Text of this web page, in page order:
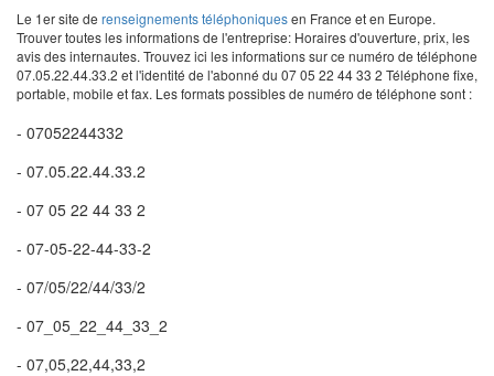
Le 1er site de renseignements téléphoniquesen France et en Europe.
Trouver toutes les informations de l'entreprise: Horaires d'ouverture, prix, les
avis des internautes. Trouvez ici les informations sur ce numéro de téléphone
07.05.22.44.33.2 et l'identité de l'abonné du 07 05 22 44 33 2 Téléphone fixe,
portable, mobile et fax. Les formats possibles de numéro de téléphone sont :
- 07052244332
- 07.05.22.44.33.2
- 07 05 22 44 33 2
- 07-05-22-44-33-2
- 07/05/22/44/33/2
- 07_05_22_44_33_2
- 07,05,22,44,33,2